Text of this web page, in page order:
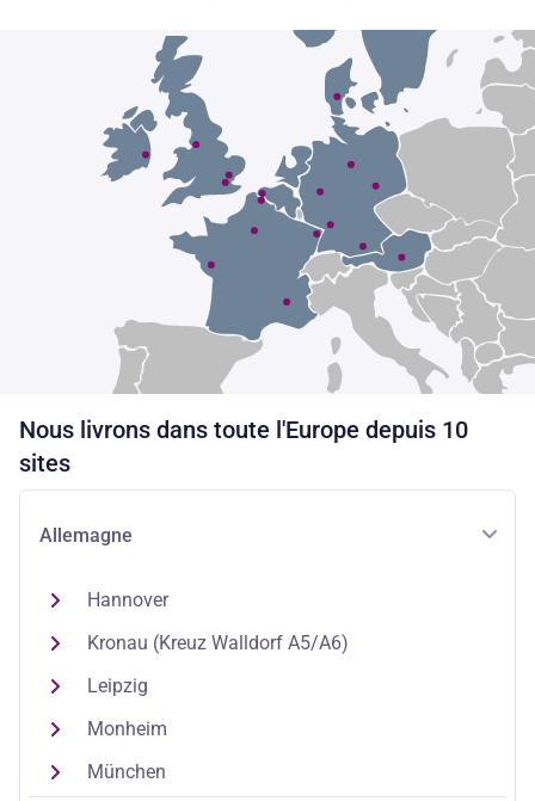
Nous livrons dans toute l'Europe depuis 10
sites
Allemagne
Hannover
Kronau (Kreuz Walldorf A5/A6)
Leipzig
Monheim
München